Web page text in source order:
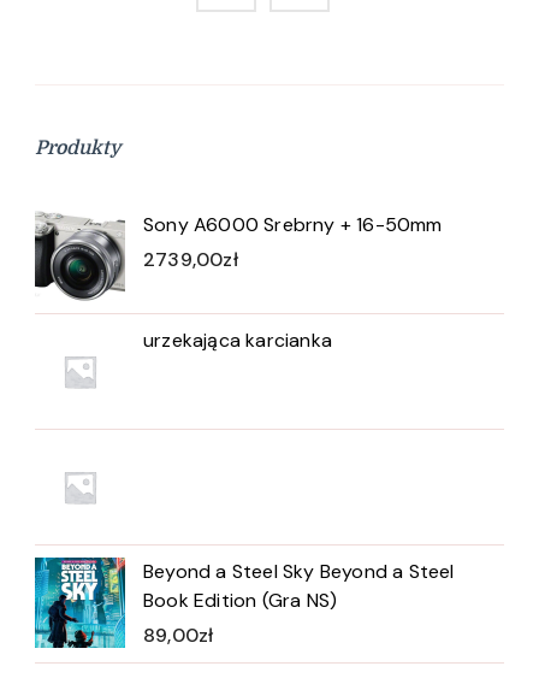
Produkty
Sony A6000 Srebrny + 16-50mm
2739,00zł
urzekająca karcianka
Beyond a Steel Sky Beyond a Steel
Book Edition (Gra NS)
89,00zł